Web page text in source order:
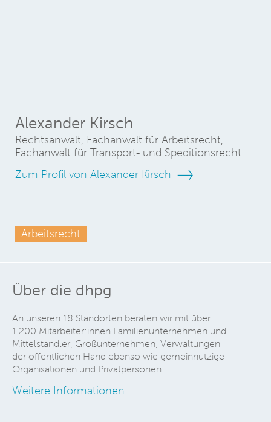
Alexander Kirsch
Rechtsanwalt, Fachanwalt für Arbeitsrecht,
Fachanwalt für Transport- und Speditionsrecht
Zum Profil von Alexander Kirsch
Arbeitsrecht
Über die dhpg
An unseren 18 Standorten beraten wir mit über
1.200 Mitarbeiter:innen Familienunternehmen und
Mittelständler, Großunternehmen, Verwaltungen
der öffentlichen Hand ebenso wie gemeinnützige
Organisationen und Privatpersonen.
Weitere Informationen